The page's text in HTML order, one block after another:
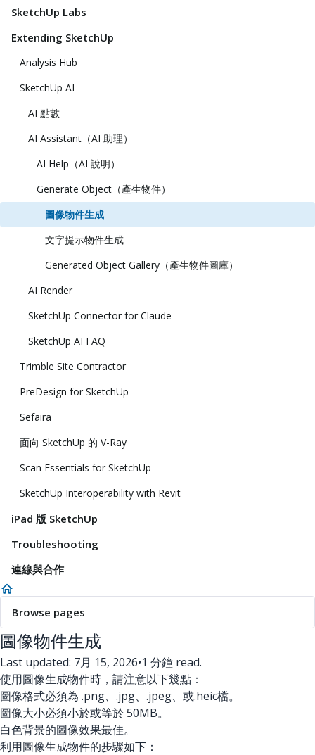
SketchUp Labs
Extending SketchUp
Analysis Hub
SketchUp AI
AI 點數
AI Assistant（AI 助理）
AI Help（AI 說明）
Generate Object（產生物件）
圖像物件生成
文字提示物件生成
Generated Object Gallery（產生物件圖庫）
AI Render
SketchUp Connector for Claude
SketchUp AI FAQ
Trimble Site Contractor
PreDesign for SketchUp
Sefaira
面向 SketchUp 的 V-Ray
Scan Essentials for SketchUp
SketchUp Interoperability with Revit
iPad 版 SketchUp
Troubleshooting
連線與合作
Browse pages
圖像物件生成
Last updated: 7月 15, 2026•1 分鐘 read.
使用圖像生成物件時，請注意以下幾點：
圖像格式必須為 .png、.jpg、.jpeg、或.heic檔。
圖像大小必須小於或等於 50MB。
白色背景的圖像效果最佳。
利用圖像生成物件的步驟如下：